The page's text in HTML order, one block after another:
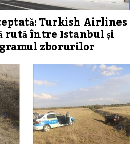
Turkish Airlines
rută între Istanbul și
zborurilor